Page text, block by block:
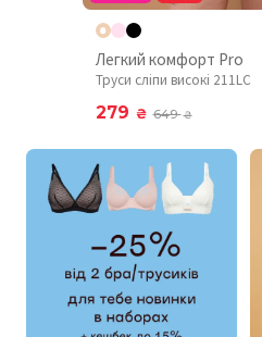
Легкий комфорт Pro
Труси сліпи високі 211LC
279 ₴ 649₴